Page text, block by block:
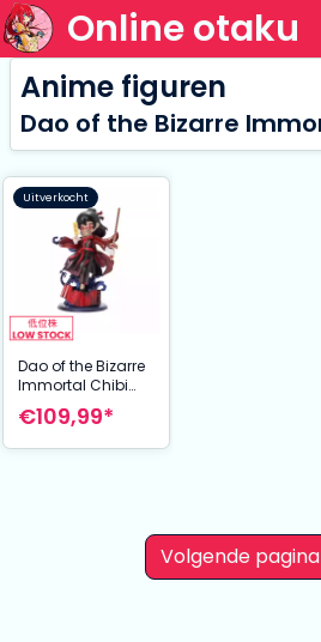
Online otaku
Anime figuren
Dao of the Bizarre
Uitverkocht
Dao of the Bizarre
Immortal Chibi
Figure Li Huowang
Da Nuo / Wan Zhi
€109,99*
Volgende